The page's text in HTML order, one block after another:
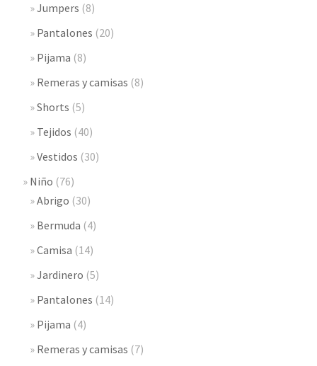
Jumpers (8)
Pantalones (20)
Pijama (8)
Remeras y camisas (8)
Shorts (5)
Tejidos (40)
Vestidos (30)
Niño (76)
Abrigo (30)
Bermuda (4)
Camisa (14)
Jardinero (5)
Pantalones (14)
Pijama (4)
Remeras y camisas (7)